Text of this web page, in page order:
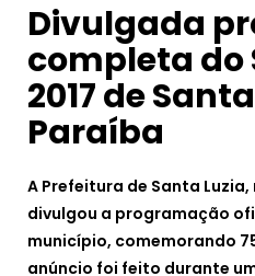
Divulgada
completa do
2017 de
Paraíba
A Prefeitura de Santa
divulgou a programação
município, comemorando
anúncio foi feito durante